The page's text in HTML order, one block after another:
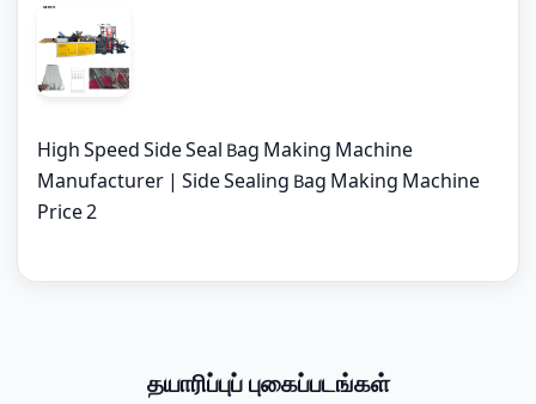
High Speed Side Seal Bag Making Machine
Manufacturer | Side Sealing Bag Making Machine
Price 2
தயாரிப்புப் புகைப்படங்கள்